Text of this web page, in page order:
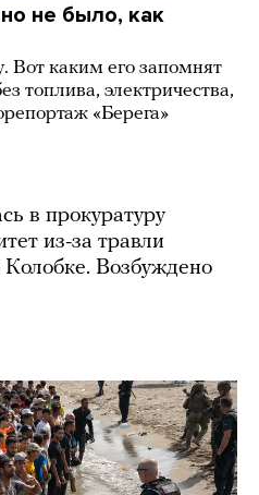
не было, как
Вот каким его запомнят
топлива, электричества,
«Берега»
в прокуратуру
из-за травли
Возбуждено